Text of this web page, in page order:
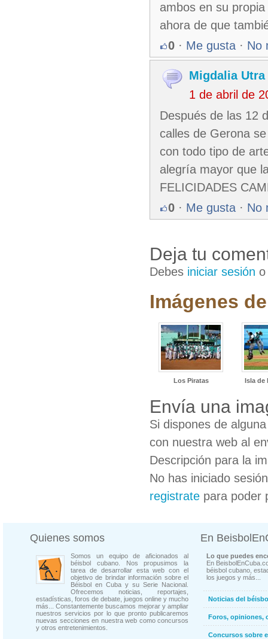
ambos en su
ahora de que
0 · Me gusta · No
Migdalia Utra
1 de abril de
Después de las 12
calles de Gerona
con todo tipo de
alegría mayor que
FELICIDADES
0 · Me gusta · No
Deja tu
Debes iniciar sesión
Imágenes
Los Piratas Isla de
Envía una
Si dispones de
con nuestra web al
Descripción para la
No has iniciado
registrate para poder
Quienes somos
Somos un equipo de aficionados al
béisbol cubano. Nos propusimos la
tarea de desarrollar esta web con el
objetivo de brindar información sobre el
Béisbol en Cuba y su Serie Nacional.
Ofrecemos noticias, reportajes,
estadísticas, foros de debate, juegos online y mucho
más... Constantemente buscamos mejorar y ampliar
nuestros servicios por lo que pronto publicaremos
nuevas secciones en nuestra web como concursos
y otros entretenimientos.
En
Lo que puedes
En
béisbol cubano,
los juegos y más...
Noticias del
Foros, opiniones,
Concursos sobre